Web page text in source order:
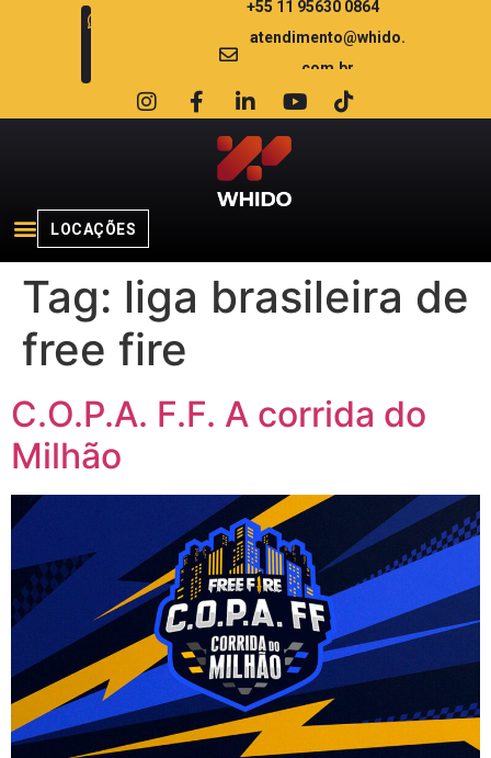
+55 11 95630 0864
atendimento@whido.
com.br
LOCAÇÕES
Tag: liga brasileira de
free fire
C.O.P.A. F.F. A corrida do
Milhão